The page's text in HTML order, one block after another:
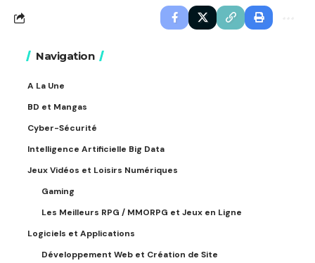
Navigation
A La Une
BD et Mangas
Cyber-Sécurité
Intelligence Artificielle Big Data
Jeux Vidéos et Loisirs Numériques
Gaming
Les Meilleurs RPG / MMORPG et Jeux en Ligne
Logiciels et Applications
Développement Web et Création de Site